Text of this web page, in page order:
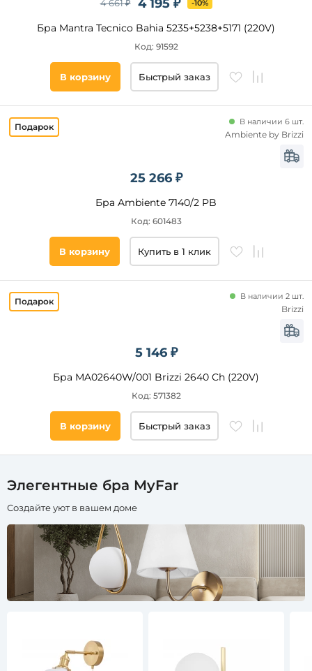
Светодиодные
свечения
Степень
защиты,
свеча
подсвечник
бриллианты
Наличие
На
корпусе
Веревочка
(сонетка)
Страна
4 195 ₽
4 661 ₽ -10%
Бра Mantra Tecnico Bahia 5235+5238+5171 (220V)
Код: 91592
В корзину Быстрый заказ
25 266 ₽
Бра Ambiente 7140/2 PB
В наличии 6 шт.
Код: 601483
Ambiente by Brizzi
В корзину Купить в 1 клик
5 146 ₽
Бра MA02640W/001 Brizzi 2640 Ch (220V)
В наличии 2 шт.
Код: 571382
Brizzi
В корзину Быстрый заказ
Элегентные бра MyFar
Создайте уют в вашем доме